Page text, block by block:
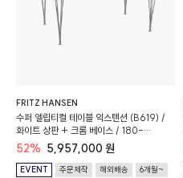
FRITZ HANSEN
수퍼 엘립티컬 테이블 익스텐션 (B619) /
화이트 상판 + 크롬 베이스 / 180-
300cm x 120cm x 72cm
52% 5,957,000 원
EVENT 주문제작 해외배송 6개월~